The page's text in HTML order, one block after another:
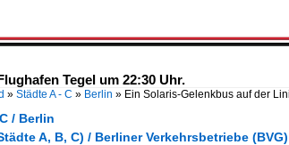
Tegel um 22:30 Uhr.
» Städte A - C » Berlin » Ein Solaris-Gelenkbus auf der
/ Berlin
A, B, C) / Berliner Verkehrsbetriebe (BVG)